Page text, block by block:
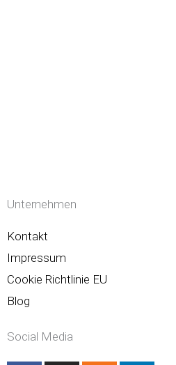
Unternehmen
Kontakt
Impressum
Cookie Richtlinie EU
Blog
Social Media